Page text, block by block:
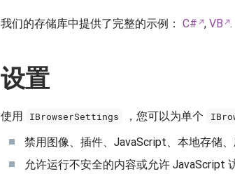
我们的存储库中提供了完整的示例： C# , VB .
设置
使用 IBrowserSettings ，您可以为单个
禁用图像、插件、JavaScript、本地存储、
允许运行不安全的内容或允许 JavaScript